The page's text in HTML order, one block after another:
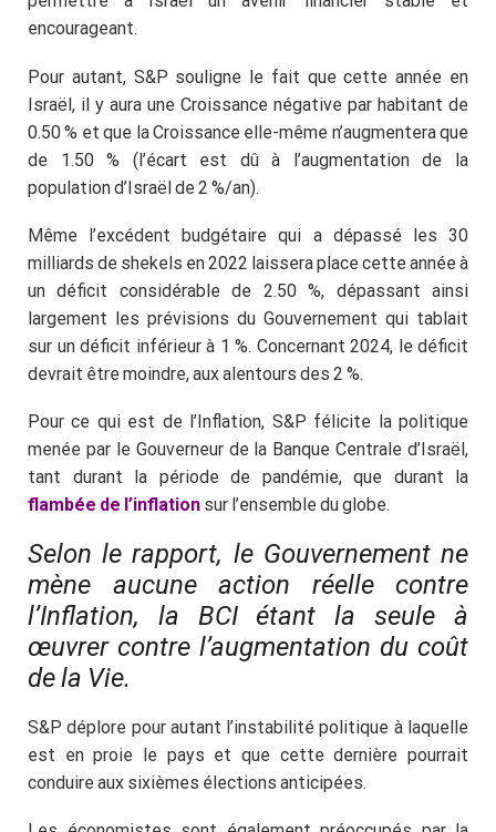
encourageant.
Pour autant, S&P souligne le fait que cette année en
Israël, il y aura une Croissance négative par habitant de
0.50 % et que la Croissance elle-même n’augmentera que
de 1.50 % (l’écart est dû à l’augmentation de la
population d’Israël de 2 %/an).
Même l’excédent budgétaire qui a dépassé les 30
milliards de shekels en 2022 laissera place cette année à
un déficit considérable de 2.50 %, dépassant ainsi
largement les prévisions du Gouvernement qui tablait
sur un déficit inférieur à 1 %. Concernant 2024, le déficit
devrait être moindre, aux alentours des 2 %.
Pour ce qui est de l’Inflation, S&P félicite la politique
menée par le Gouverneur de la Banque Centrale d’Israël,
tant durant la période de pandémie, que durant la
flambée de l’inflation sur l’ensemble du globe.
Selon le rapport, le Gouvernement ne
mène aucune action réelle contre
l’Inflation, la BCI étant la seule à
œuvrer contre l’augmentation du coût
de la Vie.
S&P déplore pour autant l’instabilité politique à laquelle
est en proie le pays et que cette dernière pourrait
conduire aux sixièmes élections anticipées.
N'attendez pas la dernière
minute !